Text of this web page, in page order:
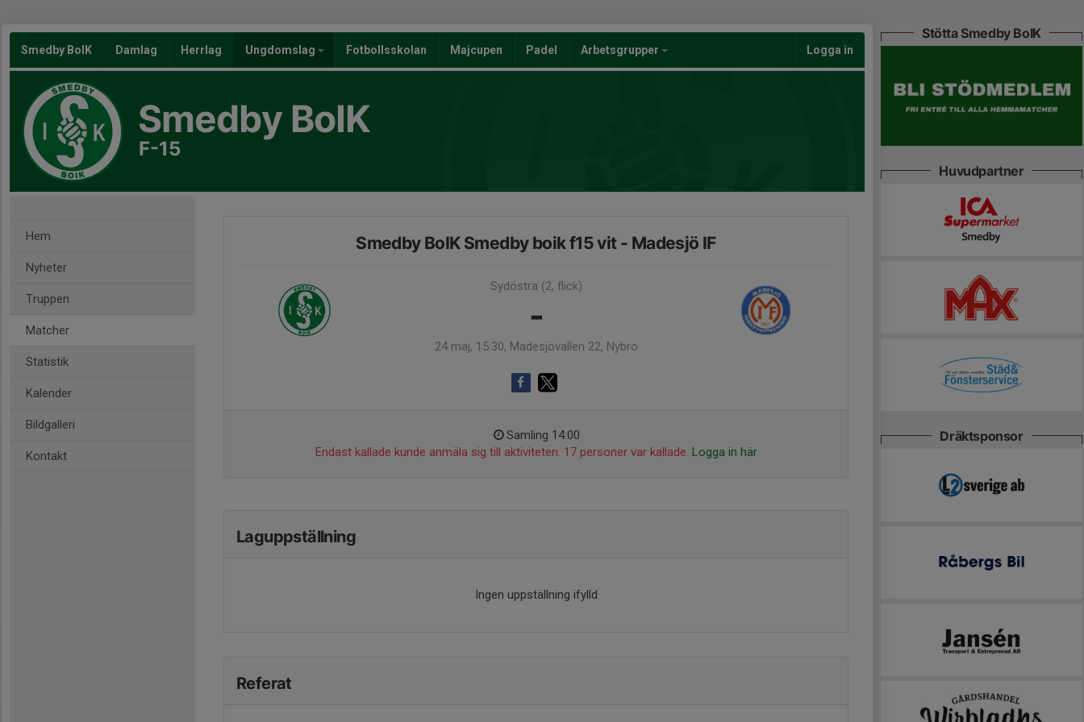
Smedby BoIK Damlag Herrlag Ungdomslag Fotbollsskolan Majcupen Padel Arbetsgrupper Logga in
Smedby BoIK
F-15
Hem
Nyheter
Truppen
Matcher
Statistik
Kalender
Bildgalleri
Kontakt
Smedby BoIK Smedby boik f15 vit - Madesjö IF
Sydöstra (2, flick)
-
24 maj, 15:30, Madesjövallen 22, Nybro
Samling 14:00
Endast kallade kunde anmäla sig till aktiviteten. 17 personer var kallade. Logga in här
Laguppställning
Ingen uppställning ifylld
Referat
Stötta Smedby BoIK
Huvudpartner
Dräktsponsor